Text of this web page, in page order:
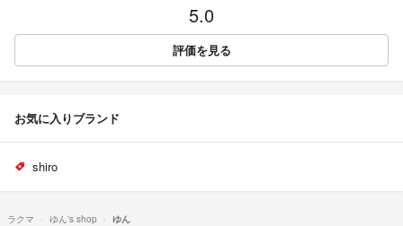
5.0
評価を見る
お気に入りブランド
shiro
ラクマ ゆん's shop ゆん